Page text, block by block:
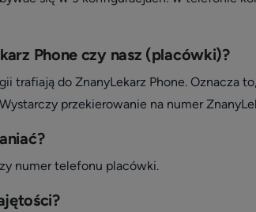
Phone czy nasz (placówki)?
trafiają do ZnanyLekarz Phone. Oznacza
przekierowanie na numer
numer telefonu placówki.